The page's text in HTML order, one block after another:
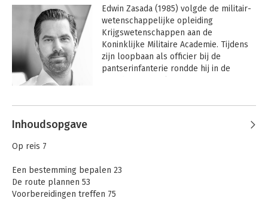
Edwin Zasada (1985) volgde de militair-
wetenschappelijke opleiding
Krijgswetenschappen aan de
Koninklijke Militaire Academie. Tijdens
zijn loopbaan als officier bij de
pantserinfanterie rondde hij in de
master Business Process Management
voordat hij als  zelfstandig human
Andere boeken door Edwin Zasada
Inhoudsopgave
Op reis 7
Een bestemming bepalen 23
De route plannen 53
Voorbereidingen treffen 75